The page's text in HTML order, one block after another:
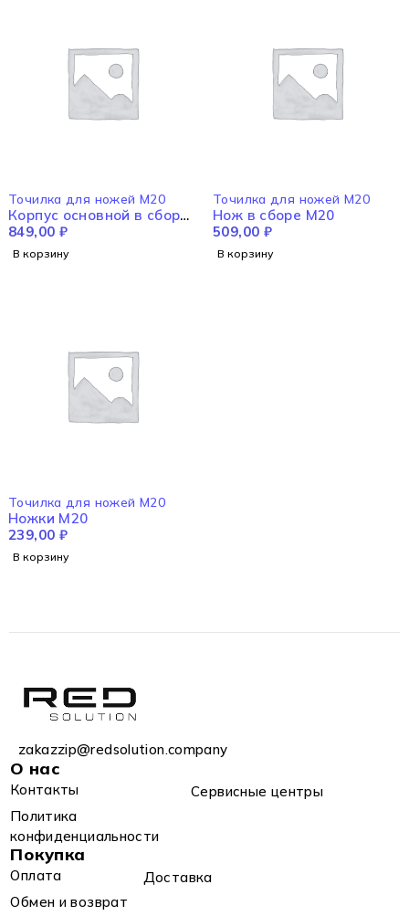
Точилка для ножей M20
Корпус основной в сборе
M20
849,00 ₽
В корзину
Точилка для ножей M20
Нож в сборе M20
509,00 ₽
В корзину
Точилка для ножей M20
Ножки M20
239,00 ₽
В корзину
zakazzip@redsolution.company
О нас
Контакты
Сервисные центры
Политика
конфиденциальности
Покупка
Оплата
Доставка
Обмен и возврат